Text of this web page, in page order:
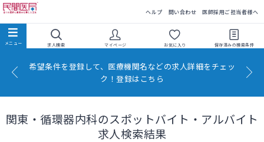
ヘルプ 問い合わせ 医師採用ご担当者様へ
求人検索 マイページ お気に入り 保存済みの検索条件
希望条件を登録して、医療機関名などの求人詳細をチェッ
ク！登録はこちら
関東・循環器内科のスポットバイト・アルバイト
求人検索結果